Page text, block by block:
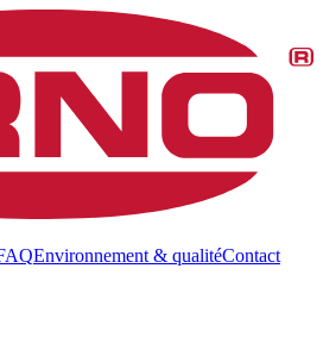
Environnement & qualitéContact